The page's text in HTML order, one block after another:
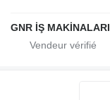
GNR İŞ MAKİNALARI